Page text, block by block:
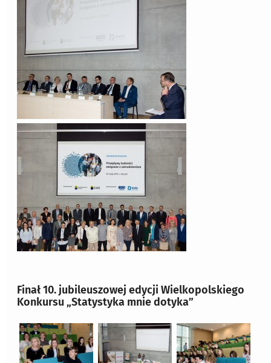
Finał 10. jubileuszowej edycji Wielkopolskiego
Konkursu „Statystyka mnie dotyka”